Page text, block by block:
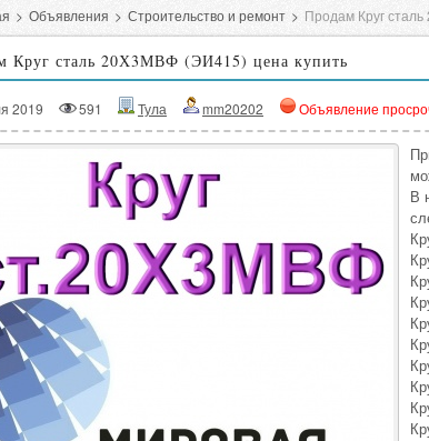
> Объявления > Строительство и ремонт > Продам Круг
Круг сталь 20Х3МВФ (ЭИ415) цена купить
2019 591 Тула mm20202 Объявление
В